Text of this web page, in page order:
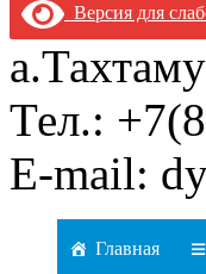
Версия для
Тел.:
E-mail:
Главная